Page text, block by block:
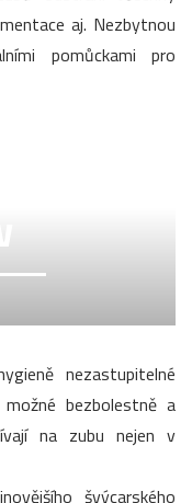
aj. Nezbytnou
pomůckami pro
nezastupitelné
bezbolestně a
na zubu nejen v
švýcarského